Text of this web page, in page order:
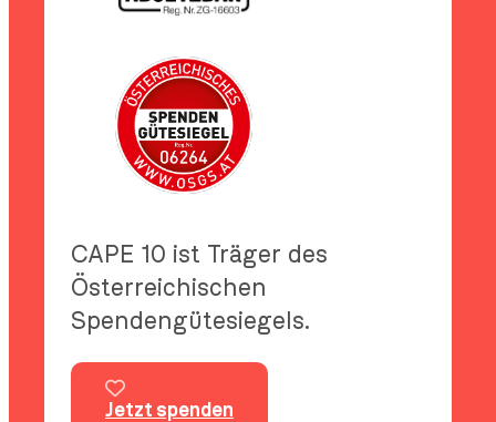
CAPE 10 ist Träger des
Österreichischen
Spendengütesiegels.
Jetzt spenden